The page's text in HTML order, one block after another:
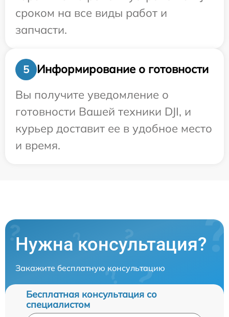
сроком на все виды работ и
запчасти.
5
Информирование о готовности
Вы получите уведомление о
готовности Вашей техники DJI, и
курьер доставит ее в удобное место
и время.
Нужна консультация?
Закажите бесплатную консультацию
Бесплатная консультация со
специалистом